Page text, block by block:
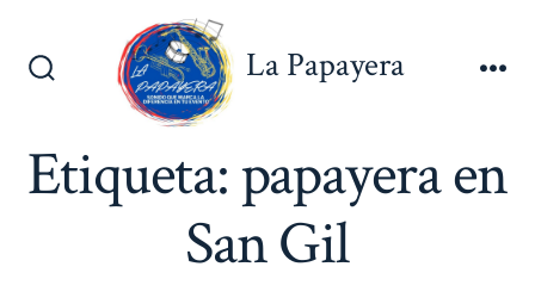
Alternar
La Papayera
Etiqueta:papayera en
San Gil